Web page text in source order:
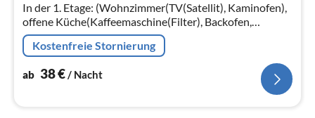
In der 1. Etage: (Wohnzimmer(TV(Satellit), Kaminofen),
offene Küche(Kaffeemaschine(Filter), Backofen,
Kühl-/Gefrierkombination), Schlafzimmer(Doppelbett),
Schlafzimmer(Einzelbett)
Kostenfreie Stornierung
ab 38€/ Nacht